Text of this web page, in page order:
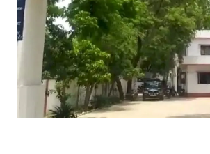
App verify
समस्या
Covid-19
अपराध
राजनीति